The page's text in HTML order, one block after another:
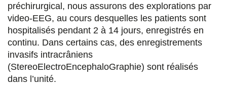
Camille Vaudron
Neuropsychologue
Hélène De Saint Vaulry
Infirmière en Pratique Avancée :
Ambre Dubier
Neuropsychologue
Donna Garcia
Neuropsychologues
préchirurgical, nous assurons des explorations par
video-EEG, au cours desquelles les patients sont
hospitalisés pendant 2 à 14 jours, enregistrés en
continu. Dans certains cas, des enregistrements
invasifs intracrâniens
(StereoElectroEncephaloGraphie) sont réalisés
dans l’unité.